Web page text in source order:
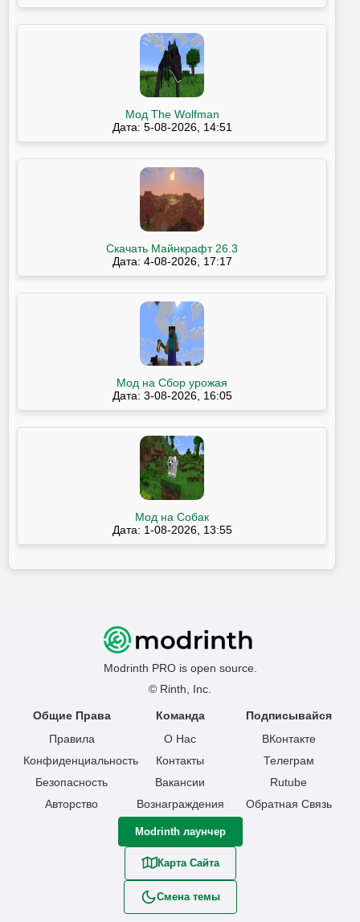
Мод The Wolfman
Дата: 5-08-2026, 14:51
Скачать Майнкрафт 26.3
Дата: 4-08-2026, 17:17
Мод на Сбор урожая
Дата: 3-08-2026, 16:05
Мод на Собак
Дата: 1-08-2026, 13:55
Modrinth PRO is open source.
© Rinth, Inc.
Общие Права
Правила
Конфиденциальность
Безопасность
Авторство
Команда
О Нас
Контакты
Вакансии
Вознаграждения
Подписывайся
ВКонтакте
Телеграм
Rutube
Обратная Связь
Modrinth лаунчер
Карта Сайта
Смена темы